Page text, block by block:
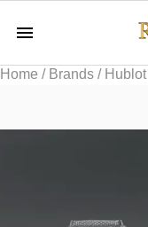
Home / Brands / Hublot